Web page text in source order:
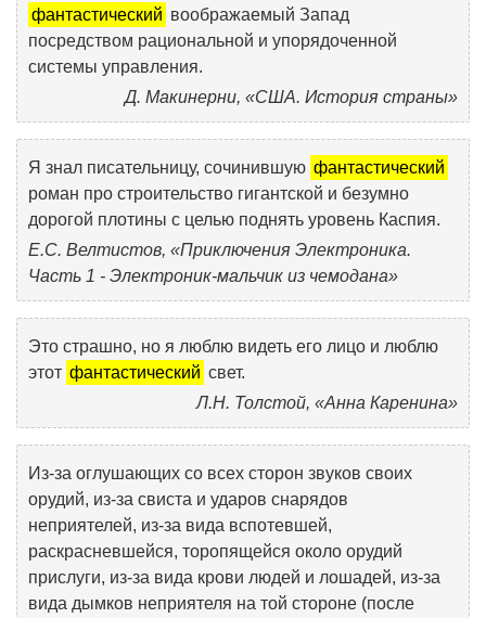
фантастический воображаемый Запад
посредством рациональной и упорядоченной
системы управления.
Д. Макинерни, «США. История страны»
Я знал писательницу, сочинившую фантастический
роман про строительство гигантской и безумно
дорогой плотины с целью поднять уровень Каспия.
Е.С. Велтистов, «Приключения Электроника.
Часть 1 - Электроник-мальчик из чемодана»
Это страшно, но я люблю видеть его лицо и люблю
этот фантастический свет.
Л.Н. Толстой, «Анна Каренина»
Из-за оглушающих со всех сторон звуков своих
орудий, из-за свиста и ударов снарядов
неприятелей, из-за вида вспотевшей,
раскрасневшейся, торопящейся около орудий
прислуги, из-за вида крови людей и лошадей, из-за
вида дымков неприятеля на той стороне (после